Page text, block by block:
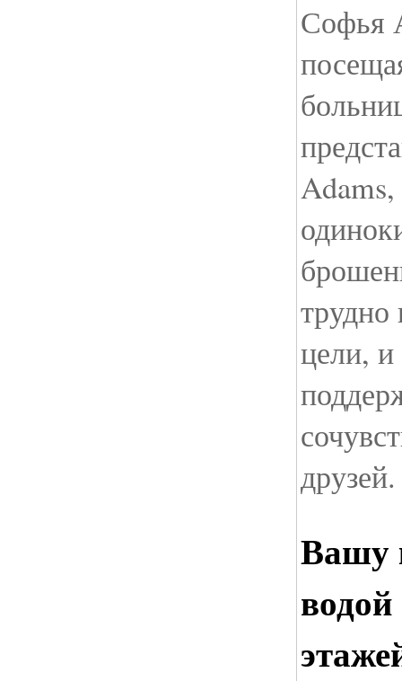
Софья
Adams,
трудно
цели,
друзей.
Вашу